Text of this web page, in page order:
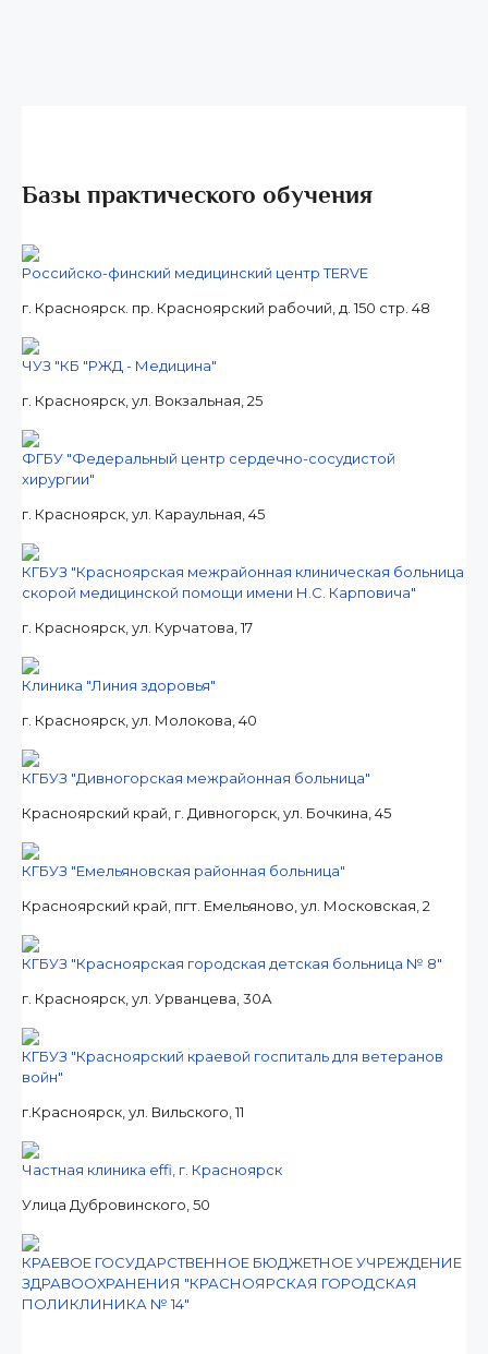
Базы практического обучения
Российско-финский медицинский центр TERVE
г. Красноярск. пр. Красноярский рабочий, д. 150 стр. 48
ЧУЗ "КБ "РЖД - Медицина"
г. Красноярск, ул. Вокзальная, 25
ФГБУ "Федеральный центр сердечно-сосудистой
хирургии"
г. Красноярск, ул. Караульная, 45
КГБУЗ "Красноярская межрайонная клиническая больница
скорой медицинской помощи имени Н.С. Карповича"
г. Красноярск, ул. Курчатова, 17
Клиника "Линия здоровья"
г. Красноярск, ул. Молокова, 40
КГБУЗ "Дивногорская межрайонная больница"
Красноярский край, г. Дивногорск, ул. Бочкина, 45
КГБУЗ "Емельяновская районная больница"
Красноярский край, пгт. Емельяново, ул. Московская, 2
КГБУЗ "Красноярская городская детская больница № 8"
г. Красноярск, ул. Урванцева, 30А
КГБУЗ "Красноярский краевой госпиталь для ветеранов
войн"
г.Красноярск, ул. Вильского, 11
Частная клиника effi, г. Красноярск
Улица Дубровинского, 50
КРАЕВОЕ ГОСУДАРСТВЕННОЕ БЮДЖЕТНОЕ УЧРЕЖДЕНИЕ
ЗДРАВООХРАНЕНИЯ "КРАСНОЯРСКАЯ ГОРОДСКАЯ
ПОЛИКЛИНИКА № 14"